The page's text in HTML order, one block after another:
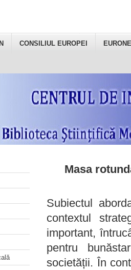
CONSILIUL EUROPEI
Masa
Subiectul
contextul
important,
pentru
societății. În